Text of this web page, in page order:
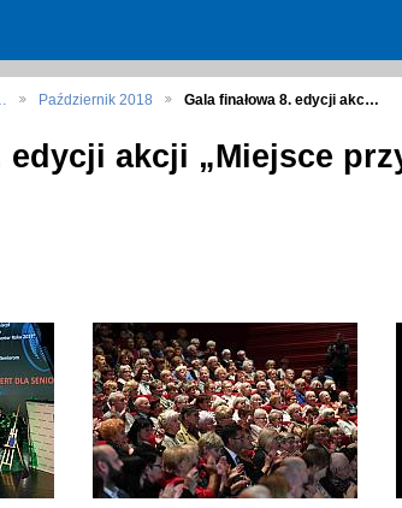
Październik 2018 Gala finałowa 8. edycji akc…
edycji akcji „Miejsce